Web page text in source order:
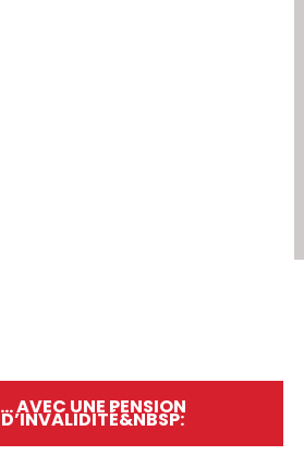
... AVEC UNE PENSION
D’INVALIDITÉ&NBSP: